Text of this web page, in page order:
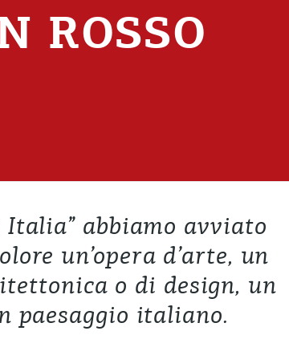
ROSSO
Italia” abbiamo avviato
un’opera d’arte, un
o di design, un
paesaggio italiano.